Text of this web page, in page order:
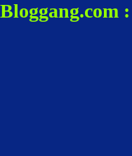
Bloggang.com